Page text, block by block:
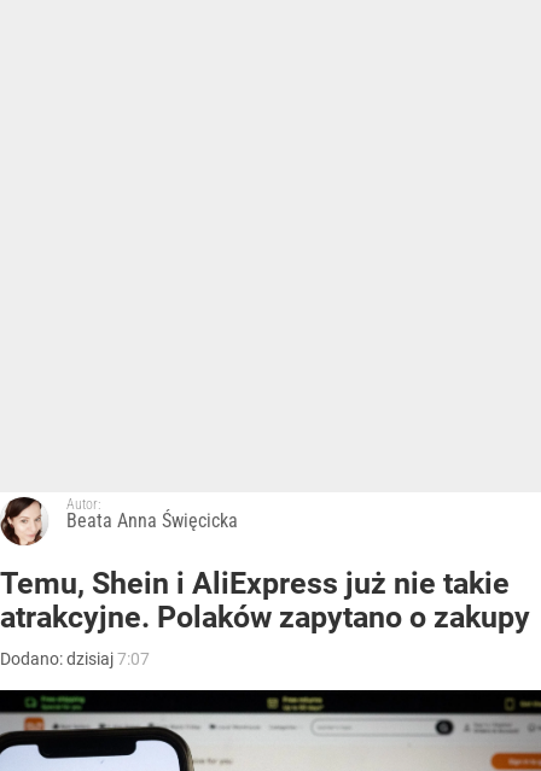
Autor:
Beata Anna Święcicka
Temu, Shein i AliExpress już nie takie
atrakcyjne. Polaków zapytano o zakupy
Dodano:dzisiaj7:07